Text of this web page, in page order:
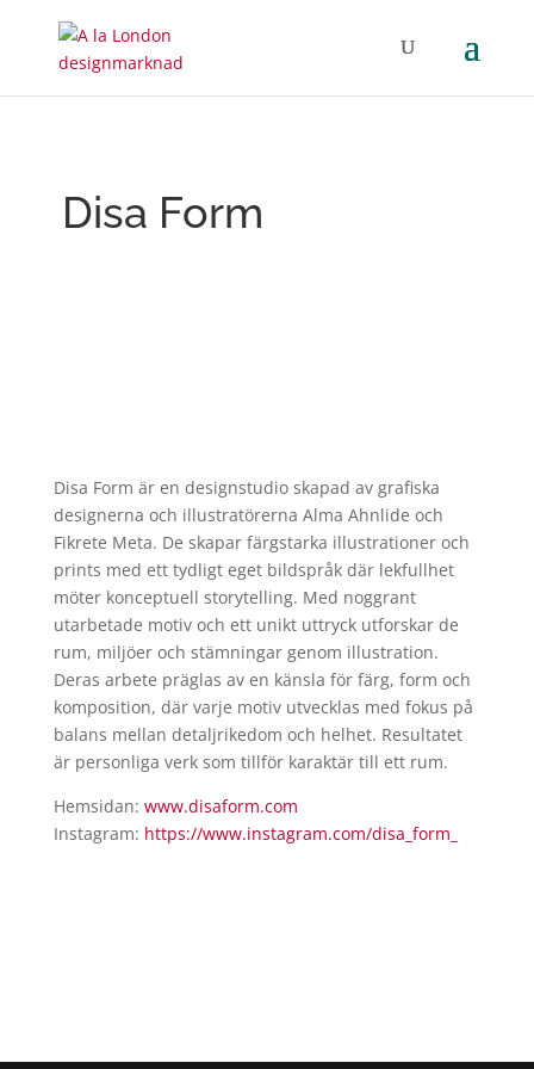
Disa Form
Disa Form är en designstudio skapad av grafiska
designerna och illustratörerna Alma Ahnlide och
Fikrete Meta. De skapar färgstarka illustrationer och
prints med ett tydligt eget bildspråk där lekfullhet
möter konceptuell storytelling. Med noggrant
utarbetade motiv och ett unikt uttryck utforskar de
rum, miljöer och stämningar genom illustration.
Deras arbete präglas av en känsla för färg, form och
komposition, där varje motiv utvecklas med fokus på
balans mellan detaljrikedom och helhet. Resultatet
är personliga verk som tillför karaktär till ett rum.
Hemsidan: www.disaform.com
Instagram: https://www.instagram.com/disa_form_